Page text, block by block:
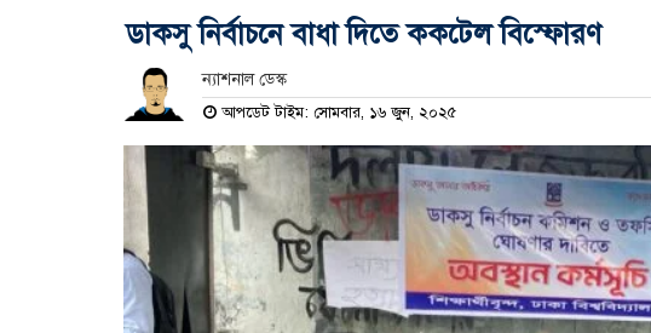
ডাকসু নির্বাচনে বাধা দিতে ককটেল বিস্ফোরণ
ন্যাশনাল ডেস্ক
আপডেট টাইম: সোমবার, ১৬ জুন, ২০২৫